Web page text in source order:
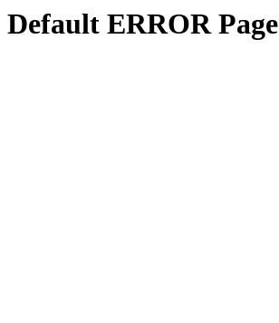
Default ERROR Page